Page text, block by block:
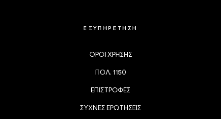
ΕΞΥΠΗΡΕΤΗΣΗ
ΟΡΟΙ ΧΡΗΣΗΣ
ΠΟΛ. 1150
ΕΠΙΣΤΡΟΦΕΣ
ΣΥΧΝΕΣ ΕΡΩΤΗΣΕΙΣ